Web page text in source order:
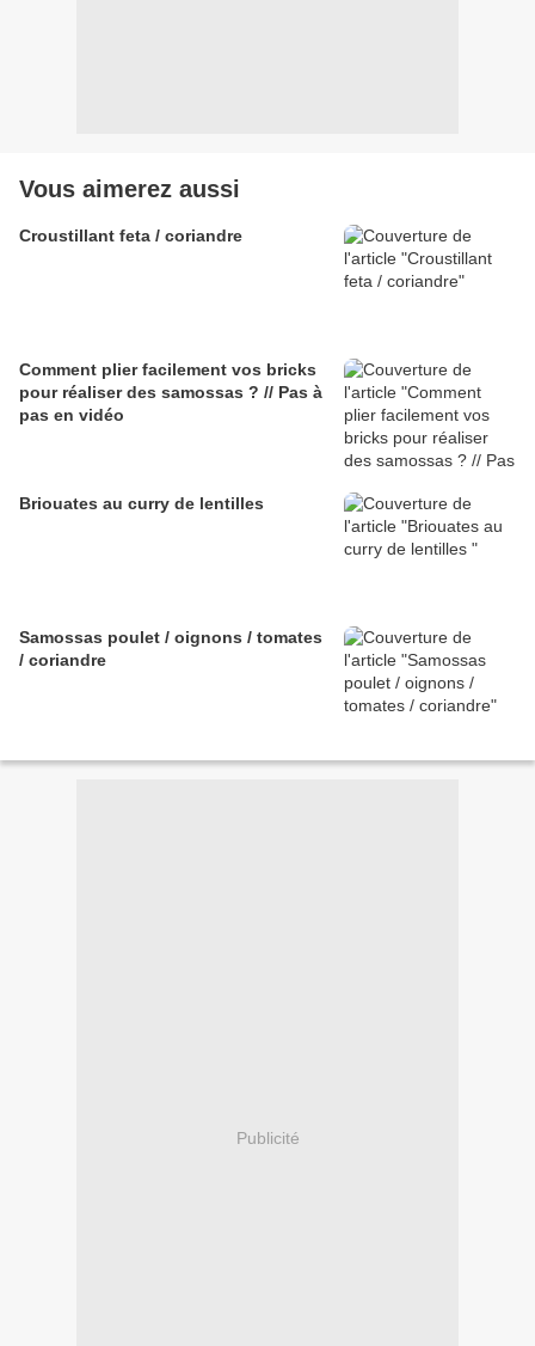
Vous aimerez aussi
Croustillant feta / coriandre
Comment plier facilement vos bricks
pour réaliser des samossas ? // Pas à
pas en vidéo
Briouates au curry de lentilles
Samossas poulet / oignons / tomates
/ coriandre
Publicité